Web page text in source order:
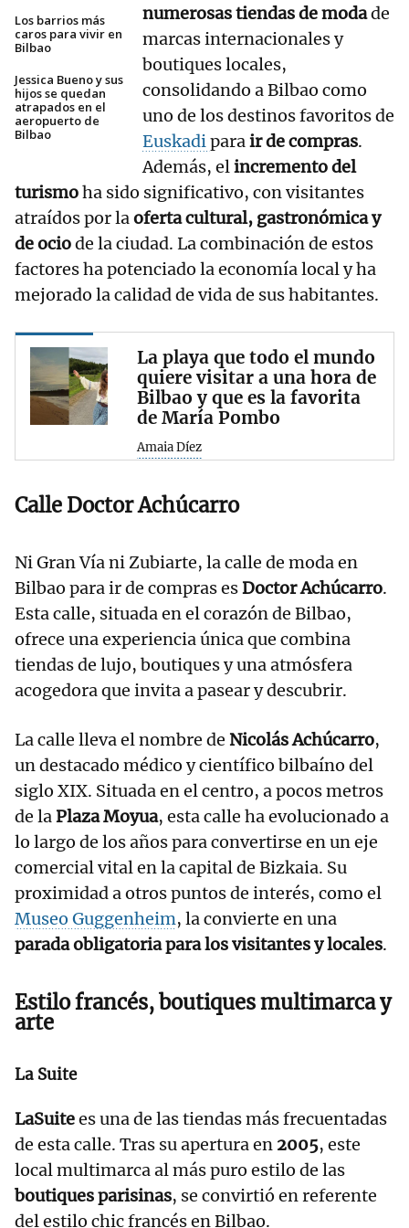
Los barrios más
caros para vivir en
Bilbao
Jessica Bueno y sus
hijos se quedan
atrapados en el
aeropuerto de
Bilbao
numerosas tiendas de modade
marcas internacionales y
boutiques locales,
consolidando a Bilbao como
uno de los destinos favoritos de
Euskadiparair de compras.
Además, elincremento del
turismoha sido significativo, con visitantes
atraídos por laoferta cultural, gastronómica y
de ociode la ciudad. La combinación de estos
factores ha potenciado la economía local y ha
mejorado la calidad de vida de sus habitantes.
La playa que todo el mundo
quiere visitar a una hora de
Bilbao y que es la favorita
de María Pombo
Amaia Díez
Calle Doctor Achúcarro
Ni Gran Vía ni Zubiarte, la calle de moda en
Bilbao para ir de compras esDoctor Achúcarro.
Esta calle, situada en el corazón de Bilbao,
ofrece una experiencia única que combina
tiendas de lujo, boutiques y una atmósfera
acogedora que invita a pasear y descubrir.
La calle lleva el nombre de Nicolás Achúcarro,
un destacado médico y científico bilbaíno del
siglo XIX. Situada en el centro, a pocos metros
de laPlaza Moyua, esta calle ha evolucionado a
lo largo de los años para convertirse en un eje
comercial vital en la capital de Bizkaia. Su
proximidad a otros puntos de interés, como el
Museo Guggenheim, la convierte en una
parada obligatoria para los visitantes y locales.
Estilo francés, boutiques multimarca y
arte
La Suite
LaSuitees una de las tiendas más frecuentadas
de esta calle. Tras su apertura en 2005, este
local multimarca al más puro estilo de las
boutiques parisinas, se convirtió en referente
del estilo chic francés en Bilbao.